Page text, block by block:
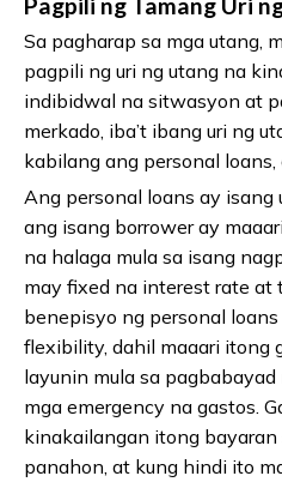
Sa pagharap sa mga utang,
pagpili ng uri ng utang na
indibidwal na sitwasyon at
merkado, iba’t ibang uri ng
kabilang ang personal loans,
Ang personal loans ay isang
ang isang borrower ay
na halaga mula sa isang
may fixed na interest rate at
benepisyo ng personal
flexibility, dahil maaari itong
layunin mula sa
mga emergency na gastos.
kinakailangan itong
panahon, at kung hindi ito